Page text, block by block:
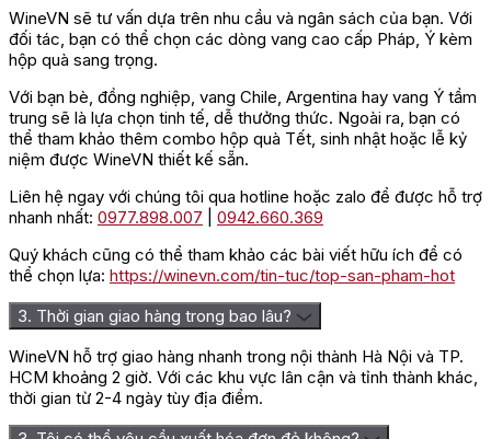
WineVN sẽ tư vấn dựa trên nhu cầu và ngân sách của bạn. Với
đối tác, bạn có thể chọn các dòng vang cao cấp Pháp, Ý kèm
hộp quà sang trọng.
Với bạn bè, đồng nghiệp, vang Chile, Argentina hay vang Ý tầm
trung sẽ là lựa chọn tinh tế, dễ thưởng thức. Ngoài ra, bạn có
thể tham khảo thêm combo hộp quà Tết, sinh nhật hoặc lễ kỷ
niệm được WineVN thiết kế sẵn.
Liên hệ ngay với chúng tôi qua hotline hoặc zalo để được hỗ trợ
nhanh nhất: 0977.898.007
0942.660.369
Quý khách cũng có thể tham khảo các bài viết hữu ích để có
thể chọn lựa: https://winevn.com/tin-tuc/top-san-pham-hot
3. Thời gian giao hàng trong bao lâu?
WineVN hỗ trợ giao hàng nhanh trong nội thành Hà Nội và TP.
HCM khoảng 2 giờ. Với các khu vực lân cận và tỉnh thành khác,
thời gian từ 2-4 ngày tùy địa điểm.